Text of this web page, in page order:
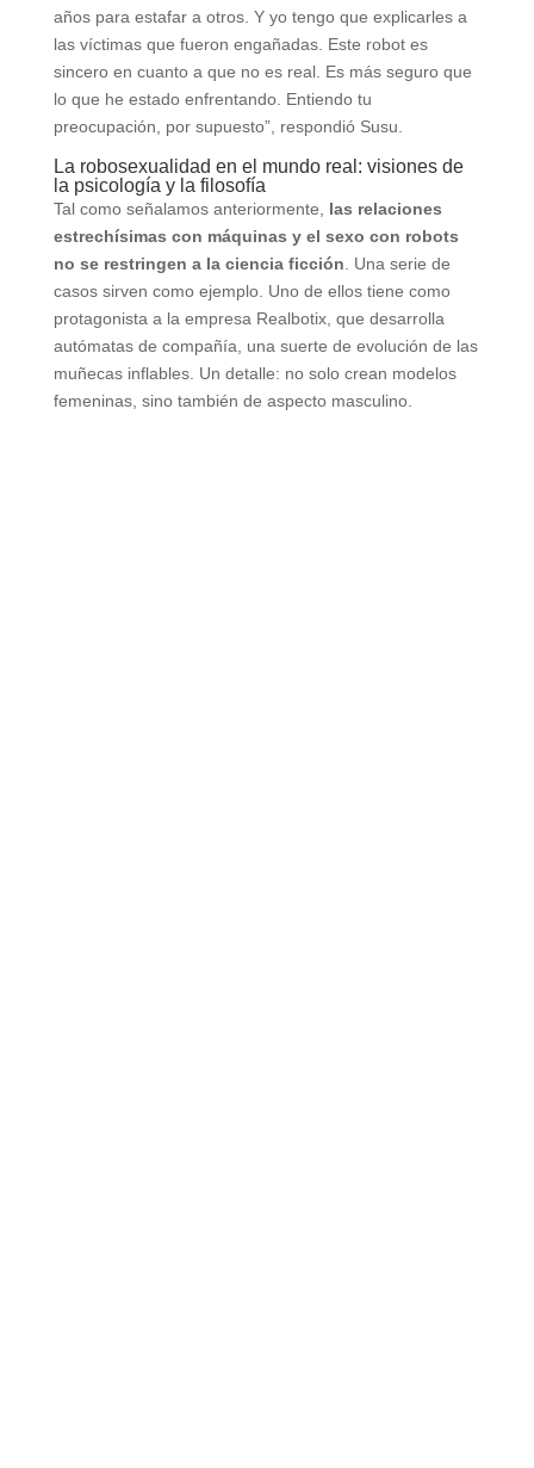
años para estafar a otros. Y yo tengo que explicarles a
las víctimas que fueron engañadas. Este robot es
sincero en cuanto a que no es real. Es más seguro que
lo que he estado enfrentando. Entiendo tu
preocupación, por supuesto”, respondió Susu.
La robosexualidad en el mundo real: visiones de
la psicología y la filosofía
Tal como señalamos anteriormente, las relaciones
estrechísimas con máquinas y el sexo con robots
no se restringen a la ciencia ficción . Una serie de
casos sirven como ejemplo. Uno de ellos tiene como
protagonista a la empresa Realbotix, que desarrolla
autómatas de compañía, una suerte de evolución de las
muñecas inflables. Un detalle: no solo crean modelos
femeninas, sino también de aspecto masculino.